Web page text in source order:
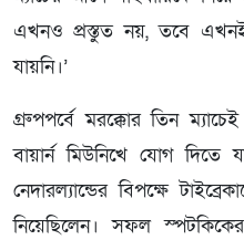
এখনও প্রস্তুত নয়, তবে
যায়নি।’
গ্রুপপর্বে মরক্কোর তিন
বায়ার্ন মিউনিখে যোগ
নেদারল্যান্ডের বিপক্ষে
নিয়েছিলেন। সফল